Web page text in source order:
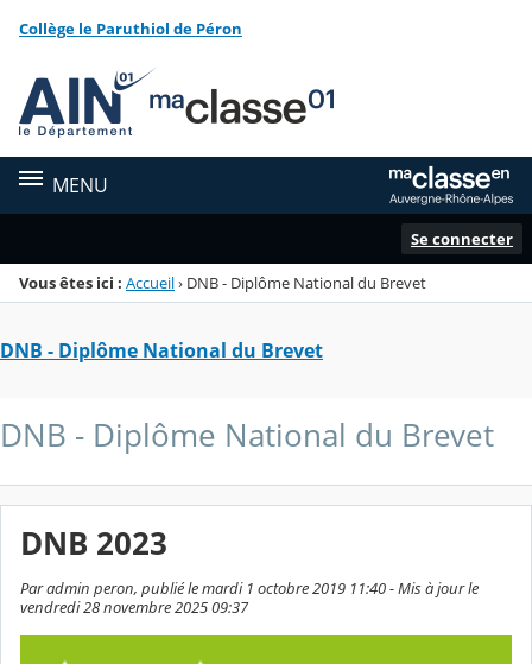
Menu de la rubrique
Contenu
Collège le Paruthiol de Péron
MENU
Se connecter
Vous êtes ici : Accueil› DNB - Diplôme National du Brevet
DNB - Diplôme National du Brevet
DNB - Diplôme National du Brevet
DNB 2023
Par admin peron, publié le mardi 1 octobre 2019 11:40 - Mis à jour le
vendredi 28 novembre 2025 09:37